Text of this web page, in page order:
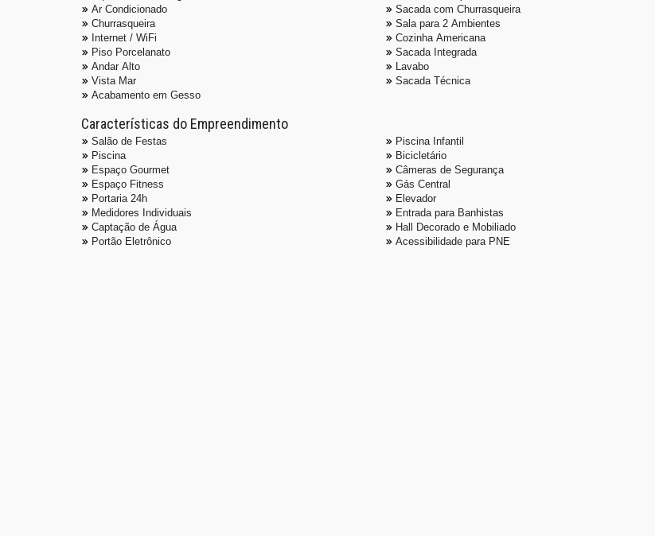
Ar Condicionado
Churrasqueira
Internet / WiFi
Piso Porcelanato
Andar Alto
Vista Mar
Acabamento em Gesso
Sacada com Churrasqueira
Sala para 2 Ambientes
Cozinha Americana
Sacada Integrada
Lavabo
Sacada Técnica
Características do Empreendimento
Salão de Festas
Piscina
Espaço Gourmet
Espaço Fitness
Portaria 24h
Medidores Individuais
Captação de Água
Portão Eletrônico
Piscina Infantil
Bicicletário
Câmeras de Segurança
Gás Central
Elevador
Entrada para Banhistas
Hall Decorado e Mobiliado
Acessibilidade para PNE